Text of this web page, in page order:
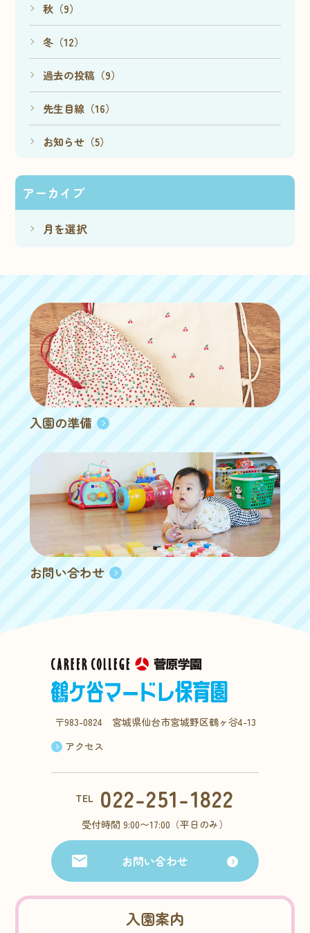
秋（9）
冬（12）
過去の投稿（9）
先生目線（16）
お知らせ（5）
アーカイブ
入園の準備
お問い合わせ
〒983-0824 宮城県仙台市宮城野区鶴ヶ谷4-13
アクセス
TEL 022-251-1822
受付時間 9:00〜17:00（平日のみ）
お問い合わせ
入園案内